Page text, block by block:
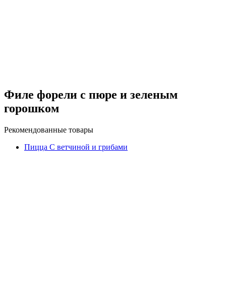
Филе форели с пюре и зеленым
горошком
Рекомендованные товары
Пицца С ветчиной и грибами